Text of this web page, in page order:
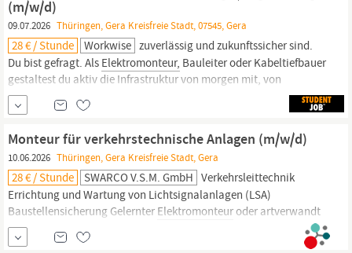
(m/w/d)
09.07.2026 Thüringen, Gera Kreisfreie Stadt, 07545, Gera
28 € / Stunde Workwise zuverlässig und zukunftssicher sind.
Du bist gefragt. Als Elektromonteur, Bauleiter oder Kabeltiefbauer
gestaltest du aktiv die Infrastruktur von morgen mit, von
Elektroinstallationen bis zur Wartung komplexer
Verkehrsleitsysteme. Hier findest du die Chance, deine Expertise
sinnvoll einzusetzen und einen echten Unterschied in der
Mobilität zu
Monteur für verkehrstechnische Anlagen (m/w/d)
10.06.2026 Thüringen, Gera Kreisfreie Stadt, Gera
28 € / Stunde SWARCO V.S.M. GmbH Verkehrsleittechnik
Errichtung und Wartung von Lichtsignalanlagen (LSA)
Baustellensicherung Gelernter Elektromonteur oder artverwandt
von Vorteil Erste Erfahrung im Elektro- und/oder Kabeltiefbau von
Vorteil Verantwortungsbewusstsein und Selbständigkeit im